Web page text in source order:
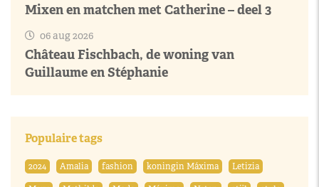
Mixen en matchen met Catherine – deel 3
06 aug 2026
Château Fischbach, de woning van
Guillaume en Stéphanie
Populaire tags
2024 Amalia fashion koningin Máxima
Letizia